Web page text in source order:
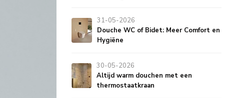
31-05-2026
Douche WC of Bidet: Meer Comfort en
Hygiëne
30-05-2026
Altijd warm douchen met een
thermostaatkraan